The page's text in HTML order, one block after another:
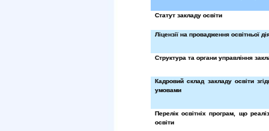
Статут закладу освіти
Ліцензії на провадження освітньої
Структура та органи управління
Кадровий склад закладу освіти
умовами
Перелік освітніх програм, що
освіти